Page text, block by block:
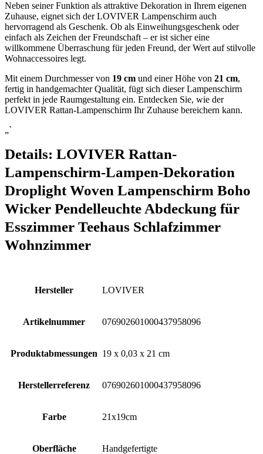
Neben seiner Funktion als attraktive Dekoration in Ihrem eigenen
Zuhause, eignet sich der LOVIVER Lampenschirm auch
hervorragend als Geschenk. Ob als Einweihungsgeschenk oder
einfach als Zeichen der Freundschaft – er ist sicher eine
willkommene Überraschung für jeden Freund, der Wert auf stilvolle
Wohnaccessoires legt.
Mit einem Durchmesser von 19 cm und einer Höhe von 21 cm,
fertig in handgemachter Qualität, fügt sich dieser Lampenschirm
perfekt in jede Raumgestaltung ein. Entdecken Sie, wie der
LOVIVER Rattan-Lampenschirm Ihr Zuhause bereichern kann.
„`
Details: LOVIVER Rattan-
Lampenschirm-Lampen-Dekoration
Droplight Woven Lampenschirm Boho
Wicker Pendelleuchte Abdeckung für
Esszimmer Teehaus Schlafzimmer
Wohnzimmer
Hersteller ‎LOVIVER
Artikelnummer ‎076902601000437958096
Produktabmessungen ‎19 x 0,03 x 21 cm
Herstellerreferenz ‎076902601000437958096
Farbe ‎21x19cm
Oberfläche ‎Handgefertigte